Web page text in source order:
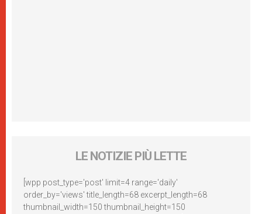
LE NOTIZIE PIÙ LETTE
[wpp post_type='post' limit=4 range='daily'
order_by='views' title_length=68 excerpt_length=68
thumbnail_width=150 thumbnail_height=150